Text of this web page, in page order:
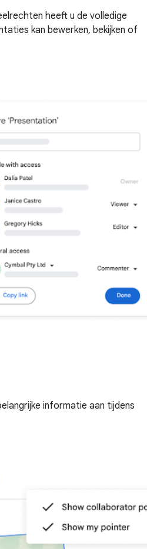
heeft u de volledige
kan bewerken, bekijken of
informatie aan tijdens